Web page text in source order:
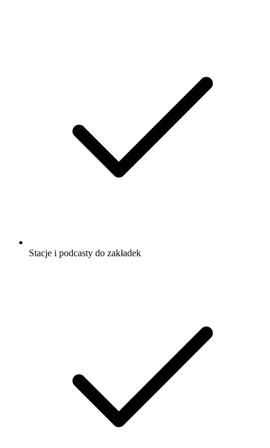
Stacje i podcasty do zakładek